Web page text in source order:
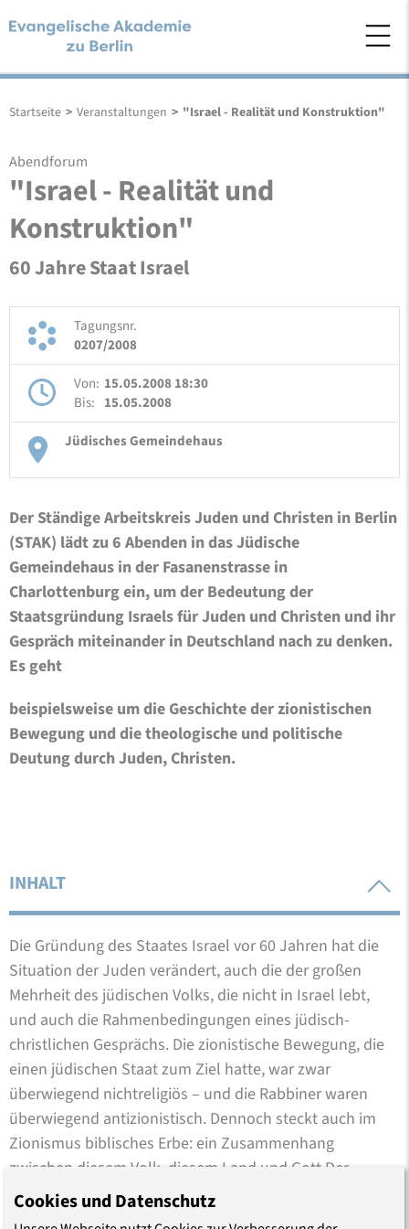
Startseite > Veranstaltungen > "Israel - Realität und Konstruktion"
Abendforum
"Israel - Realität und
Konstruktion"
60 Jahre Staat Israel
Tagungsnr.
0207/2008
Von: 15.05.2008 18:30
Bis: 15.05.2008
Jüdisches Gemeindehaus
Der Ständige Arbeitskreis Juden und Christen in Berlin
(STAK) lädt zu 6 Abenden in das Jüdische
Gemeindehaus in der Fasanenstrasse in
Charlottenburg ein, um der Bedeutung der
Staatsgründung Israels für Juden und Christen und ihr
Gespräch miteinander in Deutschland nach zu denken.
Es geht
beispielsweise um die Geschichte der zionistischen
Bewegung und die theologische und politische
Deutung durch Juden, Christen.
INHALT
Die Gründung des Staates Israel vor 60 Jahren hat die
Situation der Juden verändert, auch die der großen
Mehrheit des jüdischen Volks, die nicht in Israel lebt,
und auch die Rahmenbedingungen eines jüdisch-
christlichen Gesprächs. Die zionistische Bewegung, die
einen jüdischen Staat zum Ziel hatte, war zwar
überwiegend nichtreligiös – und die Rabbiner waren
überwiegend antizionistisch. Dennoch steckt auch im
Zionismus biblisches Erbe: ein Zusammenhang
zwischen diesem Volk, diesem Land und Gott.Der
Verlust von Staat, Jerusalem und Tempel war von
Christen schon früh als historischer Beleg für ihre
Cookies und Datenschutz